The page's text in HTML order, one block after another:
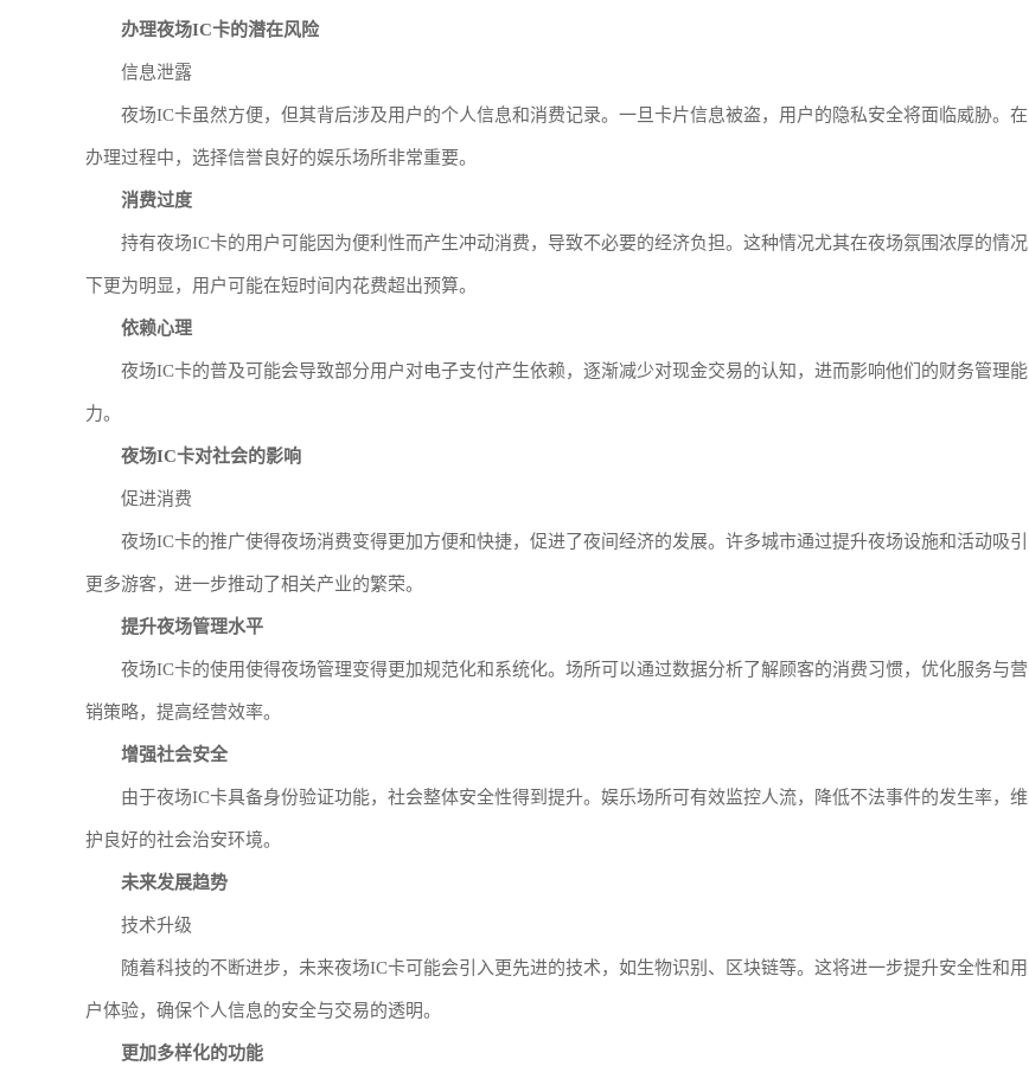
办理夜场IC卡的潜在风险
信息泄露
夜场IC卡虽然方便，但其背后涉及用户的个人信息和消费记录。一旦卡片信息被盗，用户的隐私安全将面临威胁。在
办理过程中，选择信誉良好的娱乐场所非常重要。
消费过度
持有夜场IC卡的用户可能因为便利性而产生冲动消费，导致不必要的经济负担。这种情况尤其在夜场氛围浓厚的情况
下更为明显，用户可能在短时间内花费超出预算。
依赖心理
夜场IC卡的普及可能会导致部分用户对电子支付产生依赖，逐渐减少对现金交易的认知，进而影响他们的财务管理能
力。
夜场IC卡对社会的影响
促进消费
夜场IC卡的推广使得夜场消费变得更加方便和快捷，促进了夜间经济的发展。许多城市通过提升夜场设施和活动吸引
更多游客，进一步推动了相关产业的繁荣。
提升夜场管理水平
夜场IC卡的使用使得夜场管理变得更加规范化和系统化。场所可以通过数据分析了解顾客的消费习惯，优化服务与营
销策略，提高经营效率。
增强社会安全
由于夜场IC卡具备身份验证功能，社会整体安全性得到提升。娱乐场所可有效监控人流，降低不法事件的发生率，维
护良好的社会治安环境。
未来发展趋势
技术升级
随着科技的不断进步，未来夜场IC卡可能会引入更先进的技术，如生物识别、区块链等。这将进一步提升安全性和用
户体验，确保个人信息的安全与交易的透明。
更加多样化的功能